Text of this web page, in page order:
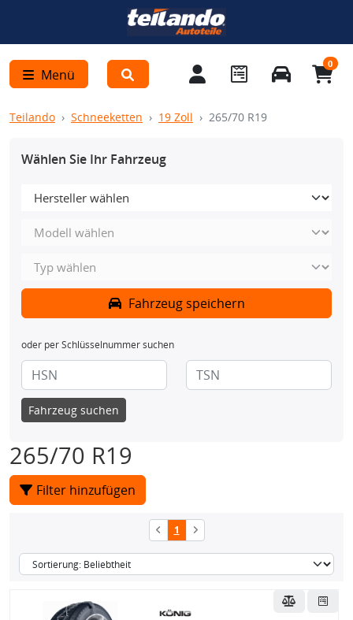
Menü
0
Teilando Schneeketten 19 Zoll 265/70 R19
Wählen Sie Ihr Fahrzeug
Fahrzeug speichern
oder per Schlüsselnummer suchen
Fahrzeug suchen
265/70 R19
Filter hinzufügen
1